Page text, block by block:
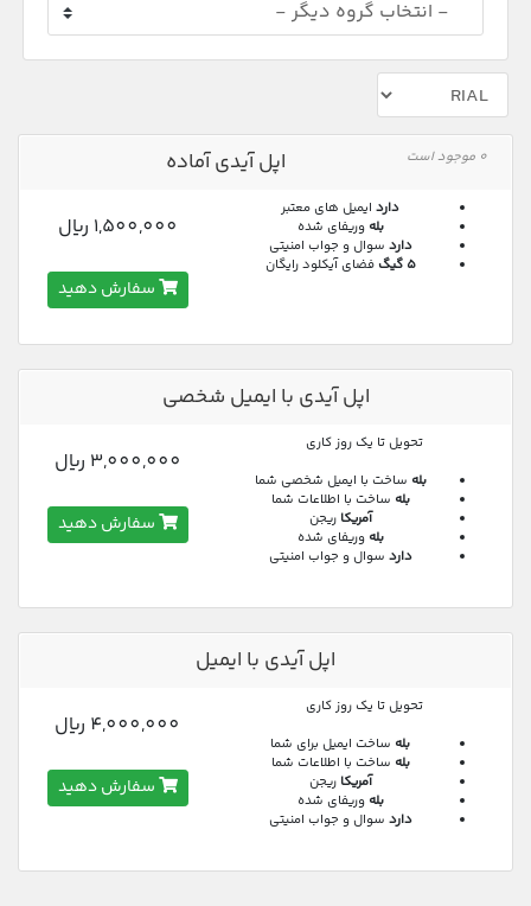
اپل آیدی آماده 0 موجود است
داردایمیل های معتبر
بله وریفای شده
دارد سوال و جواب امنیتی
5 گیگ
فضای آیکلود رایگان
1,500,000 ريال
سفارش دهید
اپل آیدی با ایمیل شخصی
تحویل تا یک روز کاری
بله ساخت با ایمیل شخصی شما
بله ساخت با اطلاعات شما
آمریکا ریجن
بله وریفای شده
دارد سوال و جواب امنیتی
3,000,000 ريال
سفارش دهید
اپل آیدی با ایمیل
تحویل تا یک روز کاری
بله ساخت ایمیل برای شما
بله ساخت با اطلاعات شما
آمریکا ریجن
بله وریفای شده
دارد سوال و جواب امنیتی
4,000,000 ريال
سفارش دهید